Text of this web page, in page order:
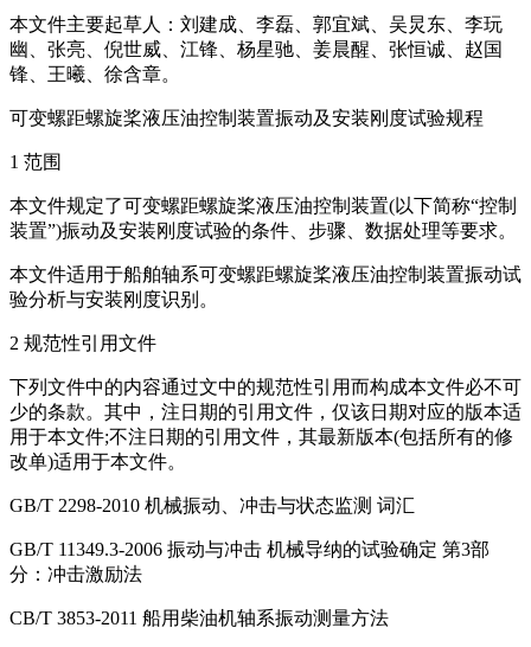
本文件主要起草人：刘建成、李磊、郭宜斌、吴炅东、李玩
幽、张亮、倪世威、江锋、杨星驰、姜晨醒、张恒诚、赵国
锋、王曦、徐含章。
可变螺距螺旋桨液压油控制装置振动及安装刚度试验规程
1 范围
本文件规定了可变螺距螺旋桨液压油控制装置(以下简称“控制
装置”)振动及安装刚度试验的条件、步骤、数据处理等要求。
本文件适用于船舶轴系可变螺距螺旋桨液压油控制装置振动试
验分析与安装刚度识别。
2 规范性引用文件
下列文件中的内容通过文中的规范性引用而构成本文件必不可
少的条款。其中，注日期的引用文件，仅该日期对应的版本适
用于本文件;不注日期的引用文件，其最新版本(包括所有的修
改单)适用于本文件。
GB/T 2298-2010 机械振动、冲击与状态监测 词汇
GB/T 11349.3-2006 振动与冲击 机械导纳的试验确定 第3部
分：冲击激励法
CB/T 3853-2011 船用柴油机轴系振动测量方法